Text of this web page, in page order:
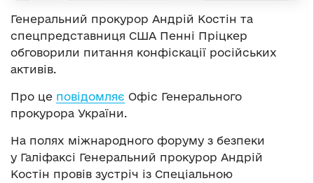
Генеральний прокурор Андрій Костін та
спецпредставниця США Пенні Пріцкер
обговорили питання конфіскації російських
активів.
Про це повідомляє Офіс Генерального
прокурора України.
На полях міжнародного форуму з безпеки
у Галіфаксі Генеральний прокурор Андрій
Костін провів зустріч із Спеціальною